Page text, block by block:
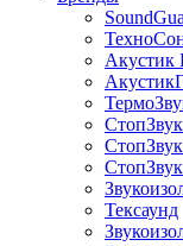
Акустик
Тексаунд